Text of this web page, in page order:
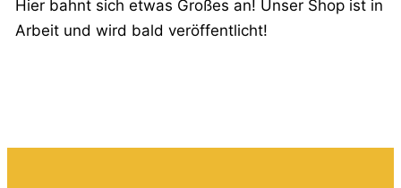
Hier bahnt sich etwas Großes an! Unser Shop ist in
Arbeit und wird bald veröffentlicht!